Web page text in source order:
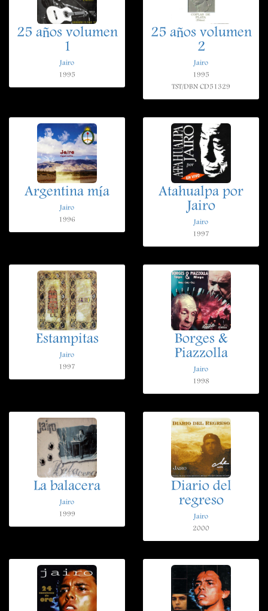
25 años volumen
1
Jairo
1995
25 años volumen
2
Jairo
1995
TST/DBN CD51329
Argentina mía
Jairo
1996
Atahualpa por
Jairo
Jairo
1997
Estampitas
Jairo
1997
Borges &
Piazzolla
Jairo
1998
La balacera
Jairo
1999
Diario del
regreso
Jairo
2000